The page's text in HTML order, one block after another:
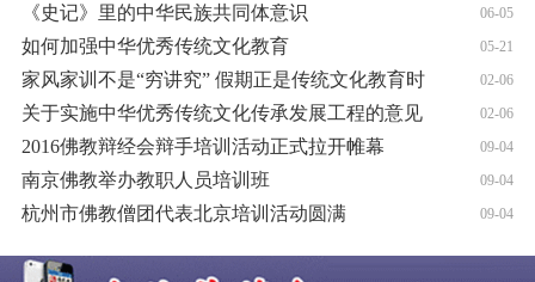
06-05
《史记》里的中华民族共同体意识
05-21
如何加强中华优秀传统文化教育
02-06
家风家训不是“穷讲究” 假期正是传统文化教育时
02-06
关于实施中华优秀传统文化传承发展工程的意见
09-04
2016佛教辩经会辩手培训活动正式拉开帷幕
09-04
南京佛教举办教职人员培训班
09-04
杭州市佛教僧团代表北京培训活动圆满